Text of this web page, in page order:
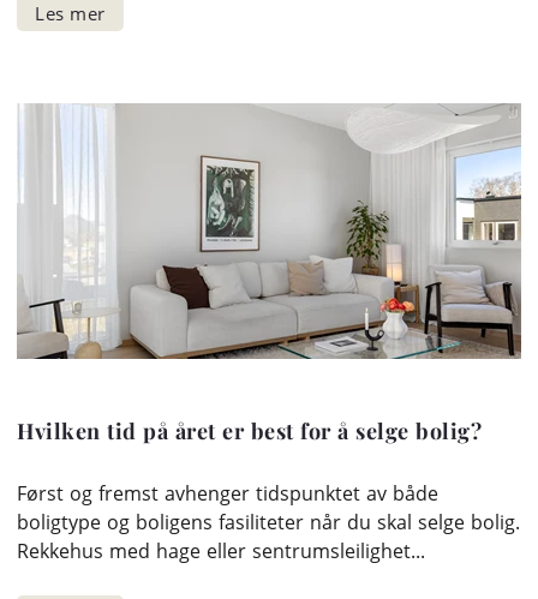
Hvilken tid på året er best for å selge bolig?
Først og fremst avhenger tidspunktet av både
boligtype og boligens fasiliteter når du skal selge bolig.
Rekkehus med hage eller sentrumsleilighet...